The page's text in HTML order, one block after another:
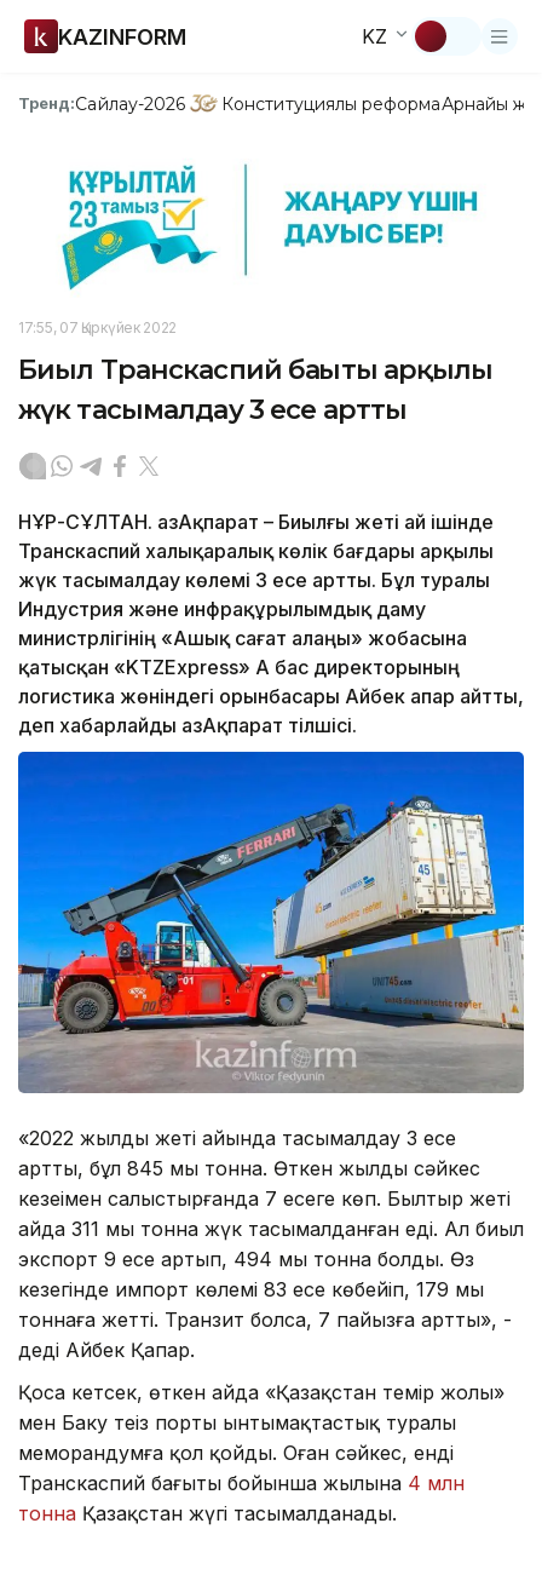
KAZINFORM KZ
Тренд:Сайлау-2026 Конституциялық реформаАрнайы
17:55, 07 Қыркүйек 2022
Биыл Транскаспий бағыты арқылы
жүк тасымалдау 3 есе артты
НҰР-СҰЛТАН. ҚазАқпарат – Биылғы жеті ай ішінде
Транскаспий халықаралық көлік бағдары арқылы
жүк тасымалдау көлемі 3 есе артты. Бұл туралы
Индустрия және инфрақұрылымдық даму
министрлігінің «Ашық сағат алаңы» жобасына
қатысқан «KTZExpress» АҚ бас директорының
логистика жөніндегі орынбасары Айбек Қапар айтты,
деп хабарлайды ҚазАқпарат тілшісі.
«2022 жылдың жеті айында тасымалдау 3 есе
артты, бұл 845 мың тонна. Өткен жылдың сәйкес
кезеңімен салыстырғанда 7 есеге көп. Былтыр жеті
айда 311 мың тонна жүк тасымалданған еді. Ал биыл
экспорт 9 есе артып, 494 мың тонна болды. Өз
кезегінде импорт көлемі 83 есе көбейіп, 179 мың
тоннаға жетті. Транзит болса, 7 пайызға артты», -
деді Айбек Қапар.
Қоса кетсек, өткен айда «Қазақстан темір жолы»
мен Баку теңіз порты ынтымақтастық туралы
меморандумға қол қойды. Оған сәйкес, енді
Транскаспий бағыты бойынша жылына 4 млн
тонна Қазақстан жүгі тасымалданады.